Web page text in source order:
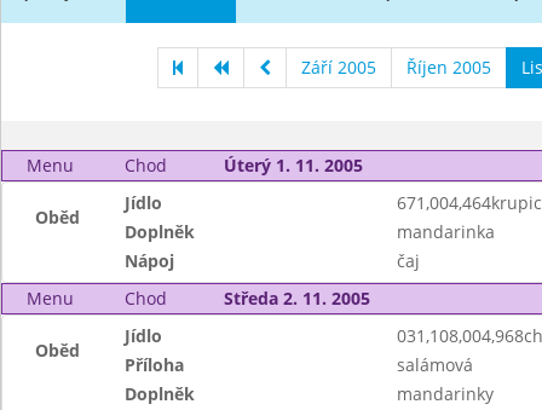
Září 2005 Říjen 2005
Menu Chod Úterý 1. 11. 2005
Oběd
Jídlo
Doplněk
mandarinka
Nápoj
čaj
Menu
Chod Středa 2. 11. 2005
Oběd
Jídlo
Příloha
salámová
Doplněk
mandarinky